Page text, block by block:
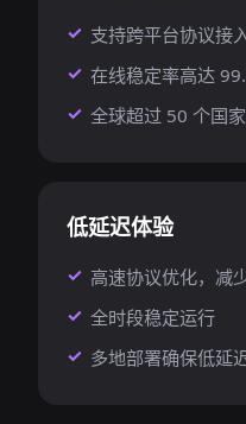
支持跨平台协议接
在线稳定率高达
全球超过 50 个国
低延迟体验
高速协议优化，减
全时段稳定运行
多地部署确保低延